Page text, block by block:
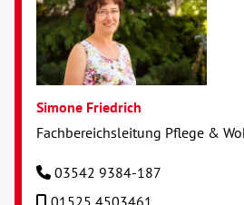
Simone Friedrich
Fachbereichsleitung Pflege &
03542 9384-187